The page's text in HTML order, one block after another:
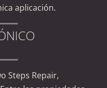
aplicación.
Steps Repair,